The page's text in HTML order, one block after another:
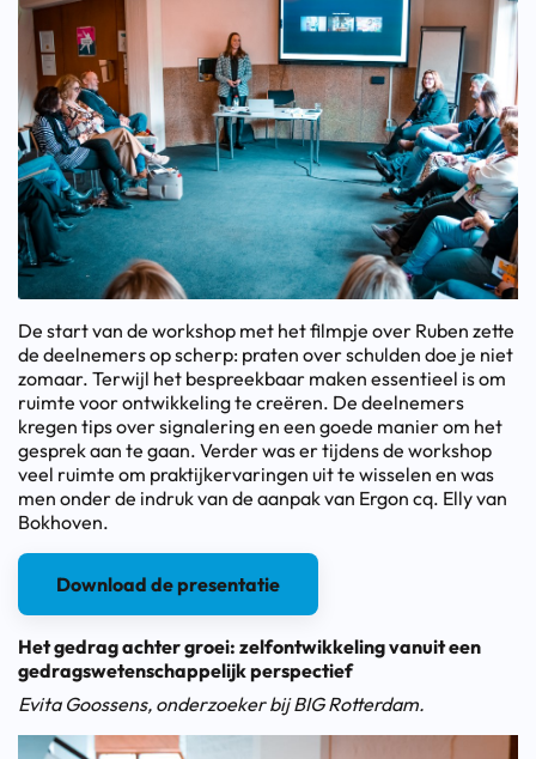
De start van de workshop met het filmpje over Ruben zette
de deelnemers op scherp: praten over schulden doe je niet
zomaar. Terwijl het bespreekbaar maken essentieel is om
ruimte voor ontwikkeling te creëren. De deelnemers
kregen tips over signalering en een goede manier om het
gesprek aan te gaan. Verder was er tijdens de workshop
veel ruimte om praktijkervaringen uit te wisselen en was
men onder de indruk van de aanpak van Ergon cq. Elly van
Bokhoven.
Download de presentatie
Het gedrag achter groei: zelfontwikkeling vanuit een
gedragswetenschappelijk perspectief
Evita Goossens, onderzoeker bij BIG Rotterdam.